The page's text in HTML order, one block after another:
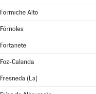
Formiche Alto
Fórnoles
Fortanete
Foz-Calanda
Fresneda (La)